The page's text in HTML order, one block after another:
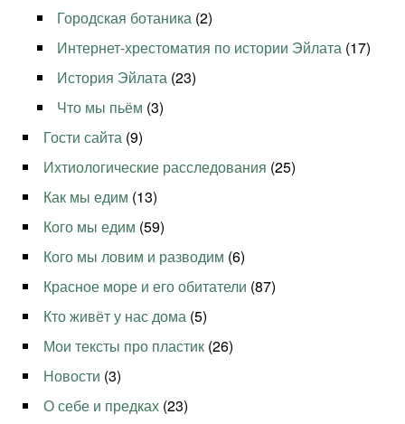
Городская ботаника (2)
Интернет-хрестоматия по истории Эйлата (17)
История Эйлата (23)
Что мы пьём (3)
Гости сайта (9)
Ихтиологические расследования (25)
Как мы едим (13)
Кого мы едим (59)
Кого мы ловим и разводим (6)
Красное море и его обитатели (87)
Кто живёт у нас дома (5)
Мои тексты про пластик (26)
Новости (3)
О себе и предках (23)